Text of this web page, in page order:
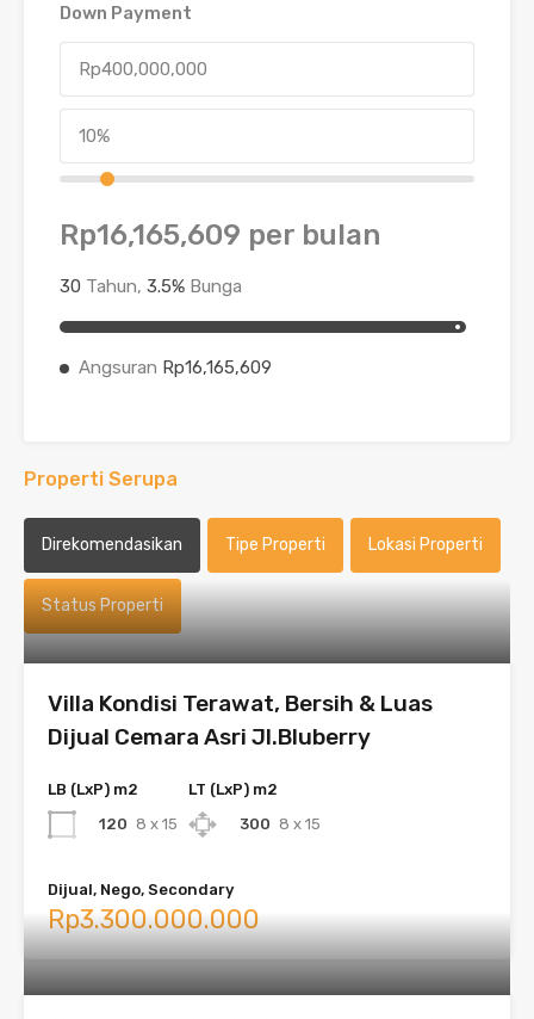
Down Payment
Rp16,165,609 per bulan
30 Tahun, 3.5% Bunga
Angsuran Rp16,165,609
Properti Serupa
Direkomendasikan Tipe Properti Lokasi Properti
Status Properti
Villa Kondisi Terawat, Bersih & Luas
Dijual Cemara Asri Jl.Bluberry
LB (LxP) m2
120 8 x 15
LT (LxP) m2
300 8 x 15
Dijual, Nego, Secondary
Rp3.300.000.000